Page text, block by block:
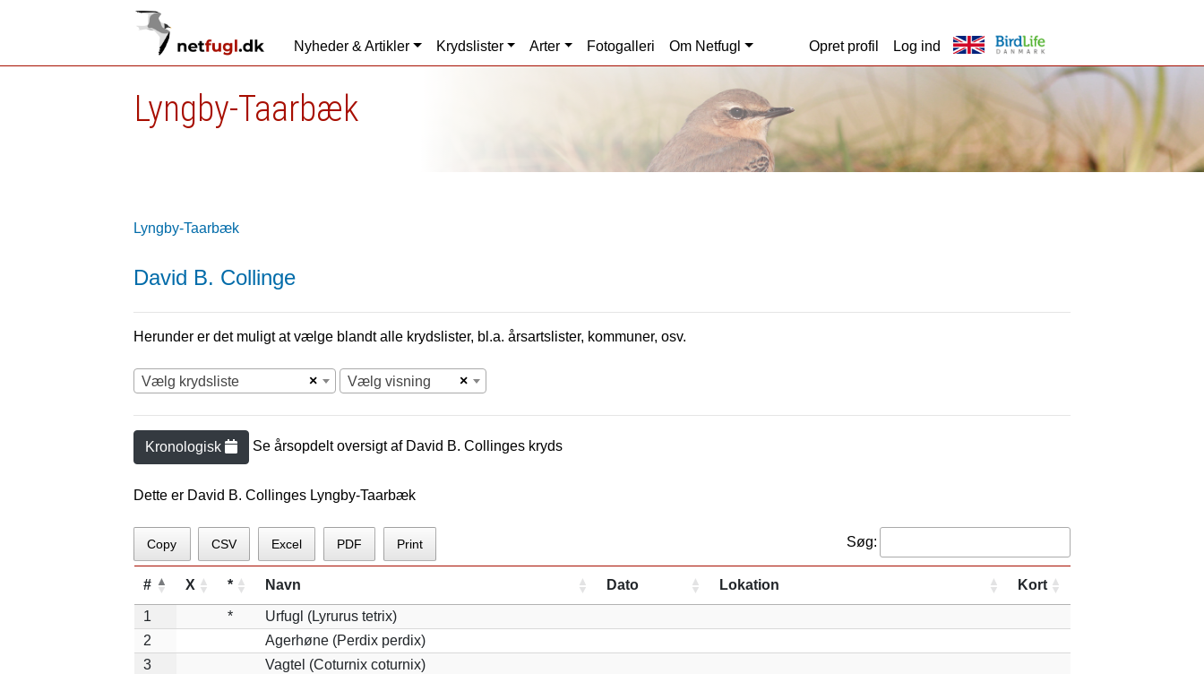
Nyheder & Artikler Krydslister Arter Fotogalleri Om Netfugl Opret profil Log ind
Lyngby-Taarbæk
Lyngby-Taarbæk
David B. Collinge
Herunder er det muligt at vælge blandt alle krydslister, bl.a. årsartslister, kommuner, osv.
×
Vælg krydsliste ×
Vælg visning
Kronologisk Se årsopdelt oversigt af David B. Collinges kryds
Dette er David B. Collinges Lyngby-Taarbæk
Copy CSV Excel PDF Print Søg:
# X * Navn Dato Lokation Kort
1 *
Urfugl (Lyrurus tetrix)
2
Agerhøne (Perdix perdix)
3
Vagtel (Coturnix coturnix)